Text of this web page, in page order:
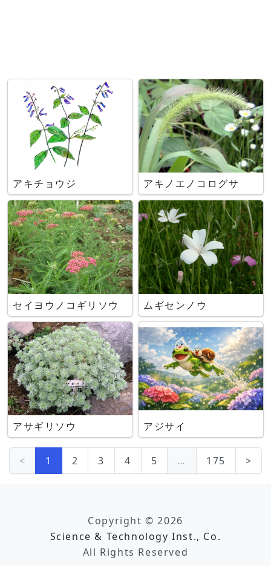
アキチョウジ アキノエノコログサ
セイヨウノコギリソウ ムギセンノウ
アサギリソウ アジサイ
< 1 2 3 4 5 … 175 >
Copyright © 2026
Science & Technology Inst., Co.
All Rights Reserved